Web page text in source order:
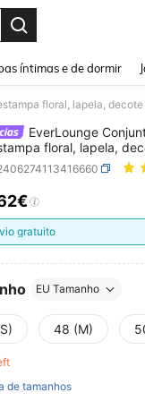
íntimas e de dormir
floral, lapela,
EverLounge
floral, lapela,
e calça
AND
gratuito
EU Tamanho
48 (M)
de tamanhos